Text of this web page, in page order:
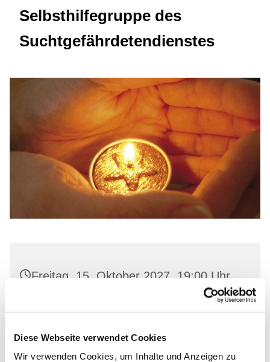
Diese Webseite verwendet Cookies
Wir verwenden Cookies, um Inhalte und Anzeigen zu
Selbsthilfegruppe des
Suchtgefährdetendienstes
Freitag, 15. Oktober 2027, 19:00 Uhr